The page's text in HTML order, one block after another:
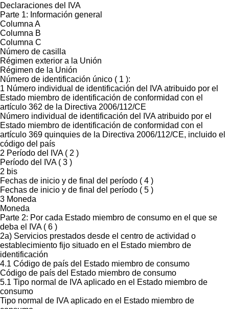
Declaraciones del IVA
Parte 1: Información general
Columna A
Columna B
Columna C
Número de casilla
Régimen exterior a la Unión
Régimen de la Unión
Número de identificación único ( 1 ):
1 Número individual de identificación del IVA atribuido por el
Estado miembro de identificación de conformidad con el
artículo 362 de la Directiva 2006/112/CE
Número individual de identificación del IVA atribuido por el
Estado miembro de identificación de conformidad con el
artículo 369 quinquies de la Directiva 2006/112/CE, incluido el
código del país
2 Período del IVA ( 2 )
Período del IVA ( 3 )
2 bis
Fechas de inicio y de final del período ( 4 )
Fechas de inicio y de final del período ( 5 )
3 Moneda
Moneda
Parte 2: Por cada Estado miembro de consumo en el que se
deba el IVA ( 6 )
2a) Servicios prestados desde el centro de actividad o
establecimiento fijo situado en el Estado miembro de
identificación
4.1 Código de país del Estado miembro de consumo
Código de país del Estado miembro de consumo
5.1 Tipo normal de IVA aplicado en el Estado miembro de
consumo
Tipo normal de IVA aplicado en el Estado miembro de